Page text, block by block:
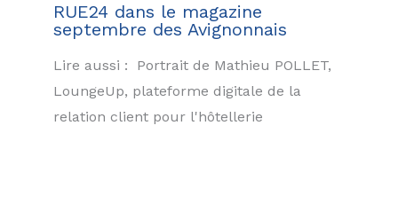
RUE24 dans le magazine
septembre des Avignonnais
Lire aussi : Portrait de Mathieu POLLET,
LoungeUp, plateforme digitale de la
relation client pour l'hôtellerie